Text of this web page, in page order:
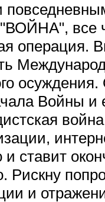
"ВОЙНА",
операция.
Войны и
и ставит
Рискну
и